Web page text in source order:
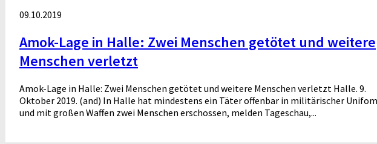
09.10.2019
Amok-Lage in Halle: Zwei Menschen getötet und weitere
Menschen verletzt
Amok-Lage in Halle: Zwei Menschen getötet und weitere Menschen verletzt Halle. 9.
Oktober 2019. (and) In Halle hat mindestens ein Täter offenbar in militärischer Unifom
und mit großen Waffen zwei Menschen erschossen, melden Tageschau,...